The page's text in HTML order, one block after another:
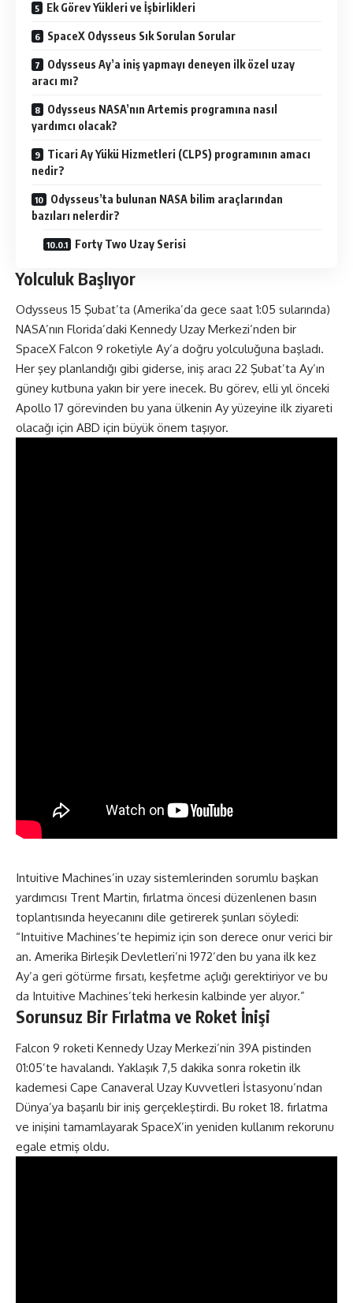
Ek Görev Yükleri ve İşbirlikleri
SpaceX Odysseus Sık Sorulan Sorular
Odysseus Ay’a iniş yapmayı deneyen ilk özel uzay
aracı mı?
Odysseus NASA’nın Artemis programına nasıl
yardımcı olacak?
Ticari Ay Yükü Hizmetleri (CLPS) programının amacı
nedir?
Odysseus’ta bulunan NASA bilim araçlarından
bazıları nelerdir?
Forty Two Uzay Serisi
Yolculuk Başlıyor
Odysseus 15 Şubat’ta (Amerika’da gece saat 1:05 sularında)
NASA’nın Florida’daki Kennedy Uzay Merkezi’nden bir
SpaceX Falcon 9 roketiyle Ay’a doğru yolculuğuna başladı.
Her şey planlandığı gibi giderse, iniş aracı 22 Şubat’ta Ay’ın
güney kutbuna yakın bir yere inecek. Bu görev, elli yıl önceki
Apollo 17 görevinden bu yana ülkenin Ay yüzeyine ilk ziyareti
olacağı için ABD için büyük önem taşıyor.
Intuitive Machines’in uzay sistemlerinden sorumlu başkan
yardımcısı Trent Martin, fırlatma öncesi düzenlenen basın
toplantısında heyecanını dile getirerek şunları söyledi:
“Intuitive Machines’te hepimiz için son derece onur verici bir
an. Amerika Birleşik Devletleri’ni 1972’den bu yana ilk kez
Ay’a geri götürme fırsatı, keşfetme açlığı gerektiriyor ve bu
da Intuitive Machines’teki herkesin kalbinde yer alıyor.”
Sorunsuz Bir Fırlatma ve Roket İnişi
Falcon 9 roketi Kennedy Uzay Merkezi’nin 39A pistinden
01:05’te havalandı. Yaklaşık 7,5 dakika sonra roketin ilk
kademesi Cape Canaveral Uzay Kuvvetleri İstasyonu’ndan
Dünya’ya başarılı bir iniş gerçekleştirdi. Bu roket 18. fırlatma
ve inişini tamamlayarak SpaceX’in yeniden kullanım rekorunu
egale etmiş oldu.